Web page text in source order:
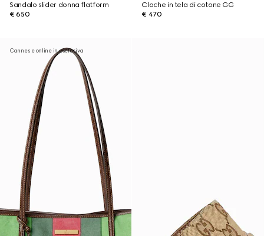
Sandalo slider donna flatform
€ 650
Cloche in tela di cotone GG
€ 470
Cannes e online in esclusiva